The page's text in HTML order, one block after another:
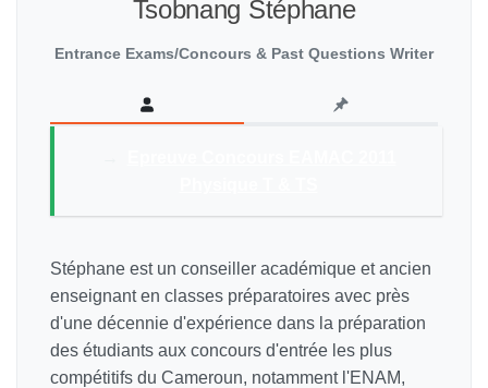
Tsobnang Stéphane
Entrance Exams/Concours & Past Questions Writer
Stéphane est un conseiller académique et ancien
enseignant en classes préparatoires avec près
d'une décennie d'expérience dans la préparation
des étudiants aux concours d'entrée les plus
compétitifs du Cameroun, notamment l'ENAM,